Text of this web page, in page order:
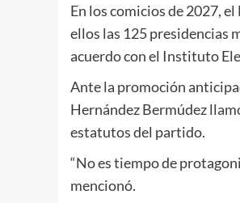
En los comicios de 2027,
ellos las 125 presidencias
acuerdo con el Instituto
Ante la promoción
Hernández Bermúdez
estatutos del partido.
“No es tiempo de
mencionó.